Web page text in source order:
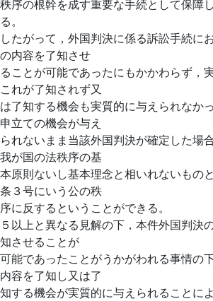
秩序の根幹を成す重要な手続として保障
る。
したがって，外国判決に係る訴訟手続に
の内容を了知させ
ることが可能であったにもかかわらず，
これが了知されず又
は了知する機会も実質的に与えられなか
申立ての機会が与え
られないまま当該外国判決が確定した場
我が国の法秩序の基
本原則ないし基本理念と相いれないもの
条３号にいう公の秩
序に反するということができる。
５以上と異なる見解の下，本件外国判決
知させることが
可能であったことがうかがわれる事情の
内容を了知し又は了
知する機会が実質的に与えられることに